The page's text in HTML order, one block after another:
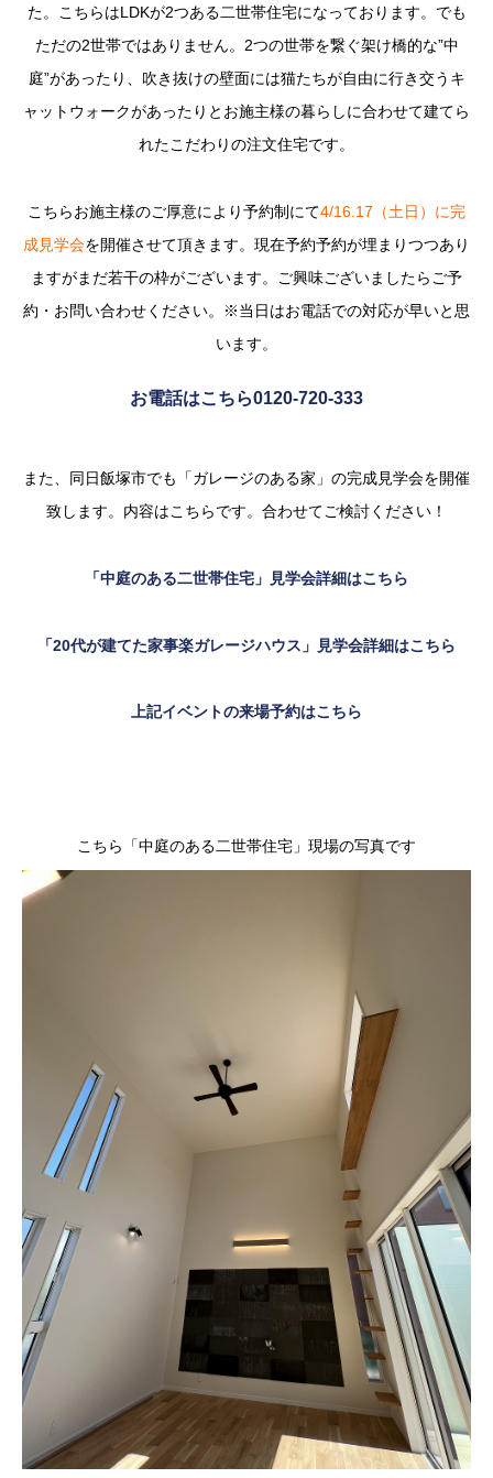
た。こちらはLDKが2つある二世帯住宅になっております。でも
ただの2世帯ではありません。2つの世帯を繋ぐ架け橋的な”中
庭”があったり、吹き抜けの壁面には猫たちが自由に行き交うキ
ャットウォークがあったりとお施主様の暮らしに合わせて建てら
れたこだわりの注文住宅です。
こちらお施主様のご厚意により予約制にて4/16.17（土日）に完
成見学会を開催させて頂きます。現在予約予約が埋まりつつあり
ますがまだ若干の枠がございます。ご興味ございましたらご予
約・お問い合わせください。※当日はお電話での対応が早いと思
います。
お電話はこちら0120-720-333
また、同日飯塚市でも「ガレージのある家」の完成見学会を開催
致します。内容はこちらです。合わせてご検討ください！
「中庭のある二世帯住宅」見学会詳細はこちら
「20代が建てた家事楽ガレージハウス」見学会詳細はこちら
上記イベントの来場予約はこちら
こちら「中庭のある二世帯住宅」現場の写真です